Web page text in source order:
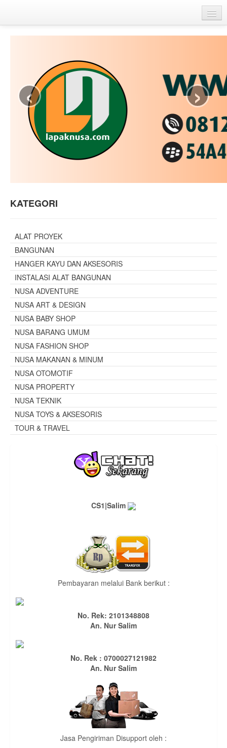
Cara Pemesanan
Testimoni
Hubungi Kami
Cerita Kita
‹ ›
KATEGORI
ALAT PROYEK
BANGUNAN
HANGER KAYU DAN AKSESORIS
INSTALASI ALAT BANGUNAN
NUSA ADVENTURE
NUSA ART & DESIGN
NUSA BABY SHOP
NUSA BARANG UMUM
NUSA FASHION SHOP
NUSA MAKANAN & MINUM
NUSA OTOMOTIF
NUSA PROPERTY
NUSA TEKNIK
NUSA TOYS & AKSESORIS
TOUR & TRAVEL
CS1|Salim
Pembayaran melalui Bank berikut :
No. Rek: 2101348808
An. Nur Salim
No. Rek : 0700027121982
An. Nur Salim
Jasa Pengiriman Disupport oleh :